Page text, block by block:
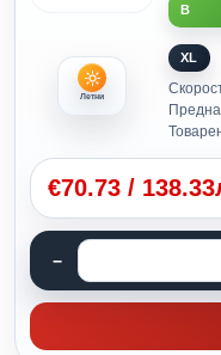
Летни
B
XL
€70.73 /